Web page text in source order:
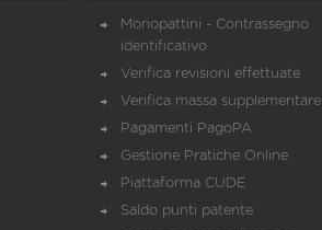
Monopattini - Contrassegno
identificativo
Verifica revisioni effettuate
Verifica massa supplementare
Pagamenti PagoPA
Gestione Pratiche Online
Piattaforma CUDE
Saldo punti patente